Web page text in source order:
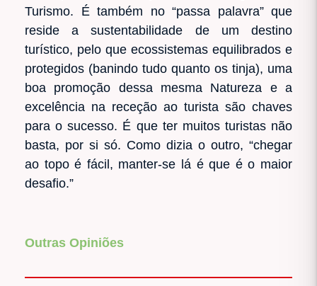
Turismo. É também no “passa palavra” que
reside a sustentabilidade de um destino
turístico, pelo que ecossistemas equilibrados e
protegidos (banindo tudo quanto os tinja), uma
boa promoção dessa mesma Natureza e a
excelência na receção ao turista são chaves
para o sucesso. É que ter muitos turistas não
basta, por si só. Como dizia o outro, “chegar
ao topo é fácil, manter-se lá é que é o maior
desafio.”
Outras Opiniões